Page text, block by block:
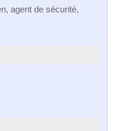
agent de sécurité,